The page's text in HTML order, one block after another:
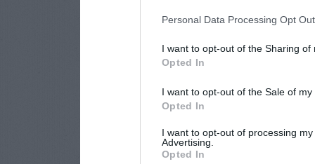
Personal Data Processing Opt
I want to opt-out of the Sharing of
Opted In
I want to opt-out of the Sale of
Opted In
I want to opt-out of processing
Advertising.
Opted In